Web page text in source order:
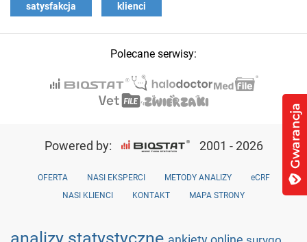
satysfakcja klienci
Polecane serwisy:
Powered by: 2001 - 2026
OFERTA NASI EKSPERCI METODY ANALIZY
eCRF
NASI KLIENCI
KONTAKT MAPA STRONY